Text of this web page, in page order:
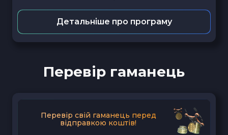
Детальніше про програму
Перевір гаманець
Перевір свій гаманець перед
відправкою коштів!